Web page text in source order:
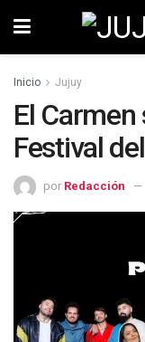
Inicio Jujuy
El Carmen
Festival
por Redacción